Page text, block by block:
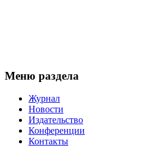
Меню раздела
Журнал
Новости
Издательство
Конференции
Контакты